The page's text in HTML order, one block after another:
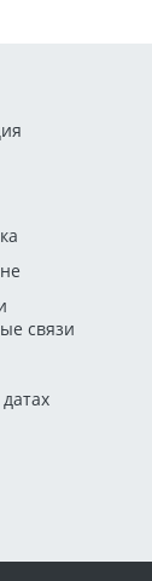
связи